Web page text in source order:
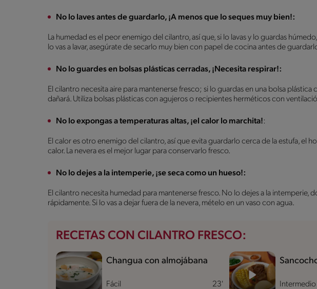
No lo laves antes de guardarlo, ¡A menos que lo seques muy bien!:
La humedad es el peor enemigo del cilantro, así que, si lo lavas y lo guardas
lo vas a lavar, asegúrate de secarlo muy bien con papel de cocina antes de
No lo guardes en bolsas plásticas cerradas, ¡Necesita respirar!:
El cilantro necesita aire para mantenerse fresco; si lo guardas en una bolsa plástica
dañará. Utiliza bolsas plásticas con agujeros o recipientes herméticos con
No lo expongas a temperaturas altas, ¡el calor lo marchita!:
El calor es otro enemigo del cilantro, así que evita guardarlo cerca de la estufa, el
calor. La nevera es el mejor lugar para conservarlo fresco.
No lo dejes a la intemperie, ¡se seca como un hueso!:
El cilantro necesita humedad para mantenerse fresco. No lo dejes a la intemperie,
rápidamente. Si lo vas a dejar fuera de la nevera, mételo en un vaso con agua.
RECETAS CON CILANTRO FRESCO:
Fácil 23'
Changua con almojábana
Intermedio